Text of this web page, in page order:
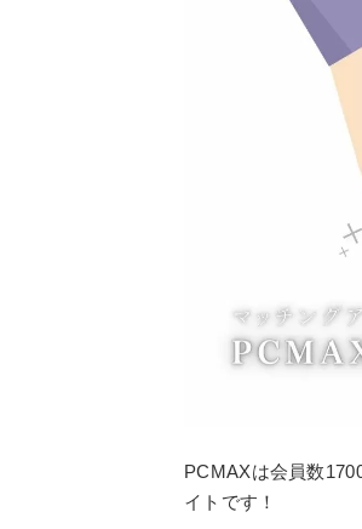
PCMAXは会員数
イトです！